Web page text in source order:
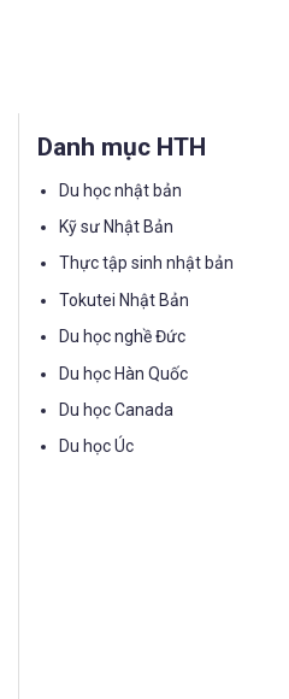
Danh mục HTH
Du học nhật bản
Kỹ sư Nhật Bản
Thực tập sinh nhật bản
Tokutei Nhật Bản
Du học nghề Đức
Du học Hàn Quốc
Du học Canada
Du học Úc